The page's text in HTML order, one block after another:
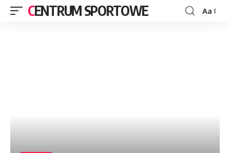
CENTRUM SPORTOWE Aa